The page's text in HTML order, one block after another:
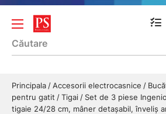
Principala Accesorii electrocasnice
pentru gatit
Tigai
Set de 3 piese
tigaie 24/28 cm, mâner detașabil, înveliș